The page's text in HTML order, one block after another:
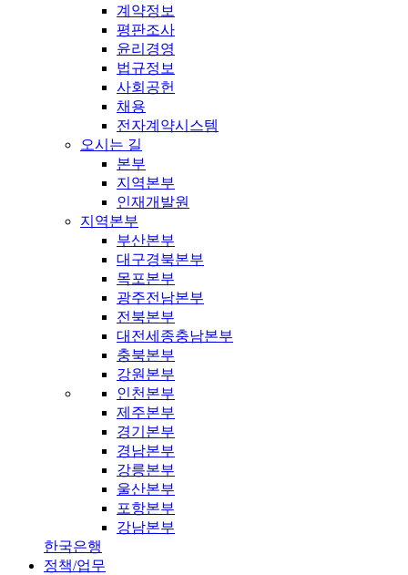
계약정보
평판조사
윤리경영
법규정보
사회공헌
채용
전자계약시스템
오시는 길
본부
지역본부
인재개발원
지역본부
부산본부
대구경북본부
목포본부
광주전남본부
전북본부
대전세종충남본부
충북본부
강원본부
인천본부
제주본부
경기본부
경남본부
강릉본부
울산본부
포항본부
강남본부
한국은행
정책/업무